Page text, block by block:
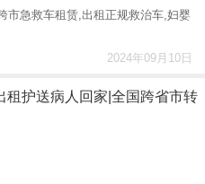
市急救车租赁,出租正规救治车,妇婴
2024年09月10日
租护送病人回家|全国跨省市转